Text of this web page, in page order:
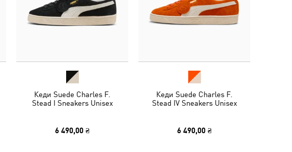
Кеди Suede Charles F.
Stead I Sneakers Unisex
6 490,00 ₴
Кеди Suede Charles F.
Stead IV Sneakers Unisex
6 490,00 ₴